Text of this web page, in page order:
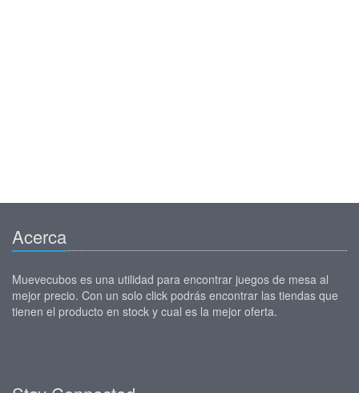
Acerca
Muevecubos es una utilidad para encontrar juegos de mesa al
mejor precio. Con un solo click podrás encontrar las tiendas que
tienen el producto en stock y cual es la mejor oferta.